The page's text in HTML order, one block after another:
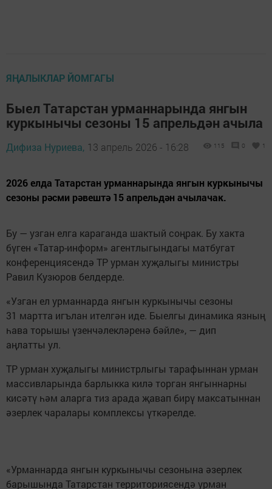
ЯҢАЛЫКЛАР ЙОМГАГЫ
Быел Татарстан урманнарында янгын
куркынычы сезоны 15 апрельдән ачыла
Дифиза Нуриева, 13 апрель 2026 - 16:28 115 0 1
2026 елда Татарстан урманнарында янгын куркынычы
сезоны рәсми рәвештә 15 апрельдән ачылачак.
Бу — узган елга караганда шактый соңрак. Бу хакта
бүген «Татар-информ» агентлыгындагы матбугат
конференциясендә ТР урман хуҗалыгы министры
Равил Кузюров белдерде.
«Узган ел урманнарда янгын куркынычы сезоны
31 мартта игълан ителгән иде. Быелгы динамика язның
һава торышы үзенчәлекләренә бәйле», — дип
аңлатты ул.
ТР урман хуҗалыгы министрлыгы тарафыннан урман
массивларында барлыкка килә торган янгыннарны
кисәтү һәм аларга тиз арада җавап бирү максатыннан
әзерлек чаралары комплексы үткәрелде.
«Урманнарда янгын куркынычы сезонына әзерлек
барышында Татарстан территориясендә урман